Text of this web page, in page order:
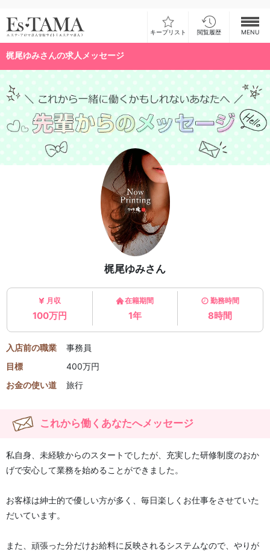
キープリスト 閲覧履歴 MENU
お仕事検索
お仕事ランキング
お仕事体験談
スカウト型求人エスジョブ
梶尾ゆみさんの求人メッセージ
梶尾ゆみさん
月収
100万円
在籍期間
1年
勤務時間
8時間
入店前の職業
事務員
目標
400万円
お金の使い道
旅行
これから働くあなたへメッセージ
私自身、未経験からのスタートでしたが、充実した研修制度のおか
げで安心して業務を始めることができました。
お客様は紳士的で優しい方が多く、毎日楽しくお仕事をさせていた
だいています。
また、頑張った分だけお給料に反映されるシステムなので、やりが